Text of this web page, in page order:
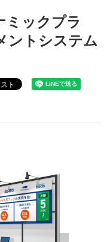
ミックプラ
トシステム
ト